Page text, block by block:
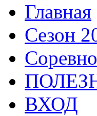
Главная
Сезон
ВХОД